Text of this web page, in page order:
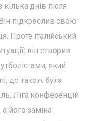
днів після
підкреслив свою
Проте італійський
він створив
який
де також була
Ліга конференцій
а його заміна